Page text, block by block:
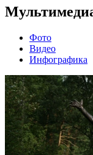
Фото
Видео
Инфографика